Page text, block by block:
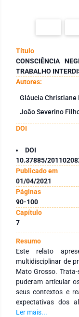
Título
CONSCIÊNCIA
TRABALHO
Autores:
Gláucia Christiane
João Severino
DOI
DOI
10.37885/
Publicado em
01/04/2021
Páginas
90-100
Capítulo
7
Resumo
Este relato
multidisciplinar de
Mato Grosso.
puderam articular
seus contextos e
expectativas dos
Negra” como
Ler mais...